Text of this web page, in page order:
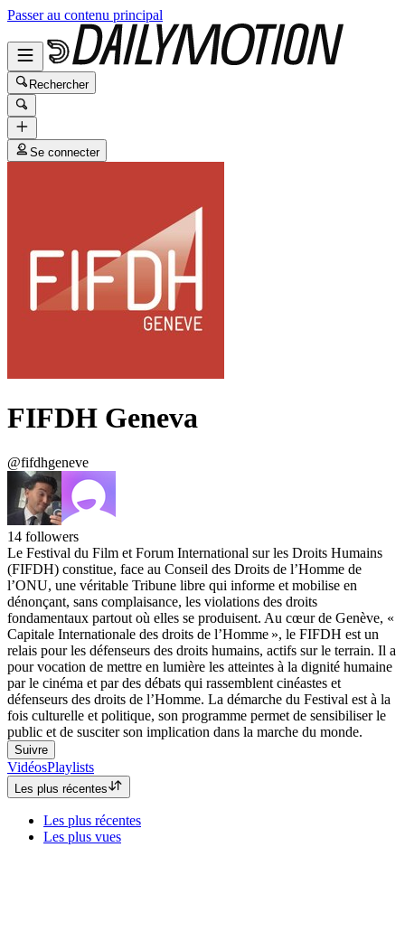
Passer au contenu principal
Rechercher
Se connecter
FIFDH Geneva
@fifdhgeneve
14 followers
Le Festival du Film et Forum International sur les Droits Humains
(FIFDH) constitue, face au Conseil des Droits de l’Homme de
l’ONU, une véritable Tribune libre qui informe et mobilise en
dénonçant, sans complaisance, les violations des droits
fondamentaux partout où elles se produisent. Au cœur de Genève, «
Capitale Internationale des droits de l’Homme », le FIFDH est un
relais pour les défenseurs des droits humains, actifs sur le terrain. Il a
pour vocation de mettre en lumière les atteintes à la dignité humaine
par le cinéma et par des débats qui rassemblent cinéastes et
défenseurs des droits de l’Homme. La démarche du Festival est à la
fois culturelle et politique, son programme permet de sensibiliser le
public et de susciter son implication dans la marche du monde.
Suivre
VidéosPlaylists
Les plus récentes
Les plus récentes
Les plus vues